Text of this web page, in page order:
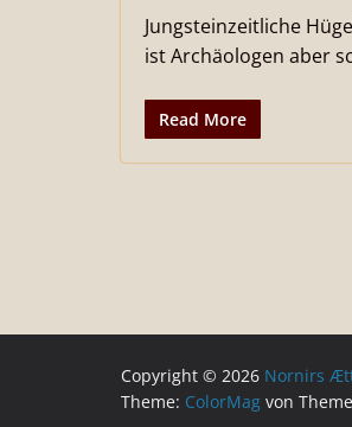
Jungsteinzeitliche
ist Archäologen aber
Read More
Copyright © 2026 Nornirs
Theme: ColorMag von